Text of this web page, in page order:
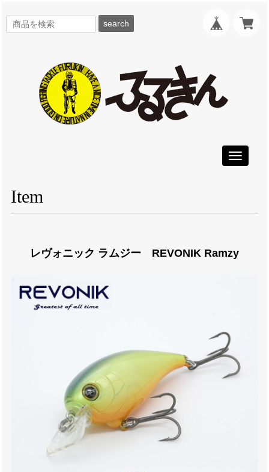
search
Toggle
Item
レヴォニック ラムジー REVONIK Ramzy